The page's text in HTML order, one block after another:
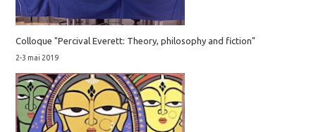
Colloque "Percival Everett: Theory, philosophy and fiction"
2-3 mai 2019